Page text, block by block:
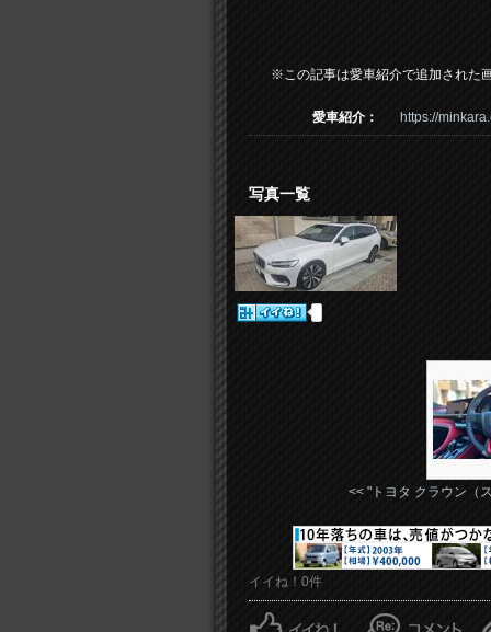
※この記事は愛車紹介で追加された
愛車紹介： https://
写真一覧
<< "トヨタ クラウン（
イイね！0件